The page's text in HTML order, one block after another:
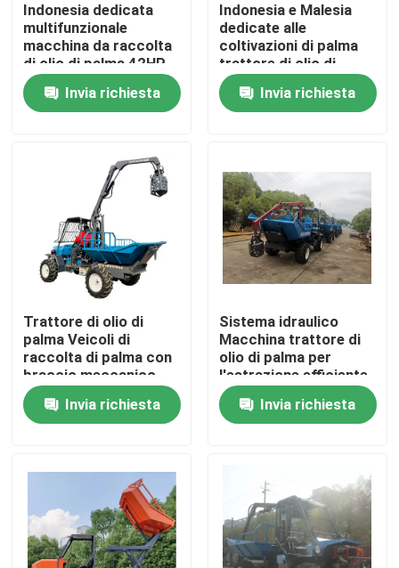
Casa
Prodotti
Visita alla fabbrica
Controllo Qualità
Contattaci
Notizie
Macchinari per le aziende agricole
Macchine per la logistica
Indonesia dedicata
multifunzionale
macchina da raccolta
di olio di palma 42HP
con PTO
Invia richiesta
Indonesia e Malesia
dedicate alle
coltivazioni di palma
trattore di olio di
palma camion da
raccoltaInvia richiesta
Trattore di olio di
palma Veicoli di
raccolta di palma con
braccio meccanico
robotico
Invia richiesta
Sistema idraulico
Macchina trattore di
olio di palma per
l'estrazione efficiente
di olio di palma
Indonesia dedicata
Invia richiesta